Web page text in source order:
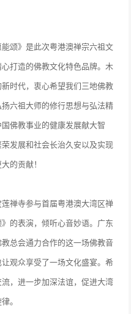
颂》是此次粤港澳禅宗六祖文
打造的佛教文化特色品牌。木
时代，衷心希望我们三地佛教
六祖大师的修行思想与弘法精
佛教事业的健康发展献大智
发展和社会长治久安以及实现
的贡献！
禅寺参与首届粤港澳大湾区禅
的表演，倾听心音妙语。广东
总会通力合作的这一场佛教音
观众享受了一场文化盛宴。希
，进一步加深法谊，促进大湾
。